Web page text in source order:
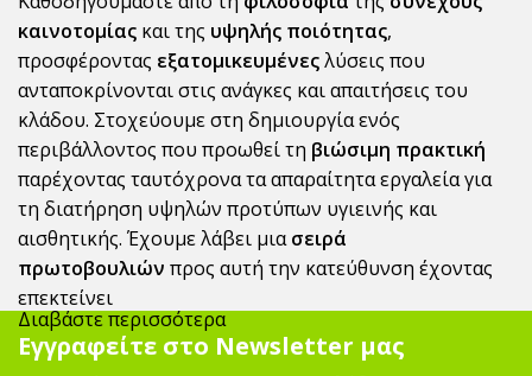
καινοτομίας και της υψηλής ποιότητας,
προσφέροντας εξατομικευμένεςλύσεις που
ανταποκρίνονται στις ανάγκες και απαιτήσεις του
κλάδου. Στοχεύουμε στη δημιουργία ενός
περιβάλλοντος που προωθεί τη βιώσιμη πρακτική
παρέχοντας ταυτόχρονα τα απαραίτητα εργαλεία για
τη διατήρηση υψηλών προτύπων υγιεινής και
αισθητικής. Έχουμε λάβει μιασειρά
πρωτοβουλιών προς αυτή την κατεύθυνση έχοντας
επεκτείνει
την γκάμα μας προϊόντων με
όλες τις κατηγορίες.
Διαβάστε περισσότερα
Εγγραφείτε στο Newsletter μας